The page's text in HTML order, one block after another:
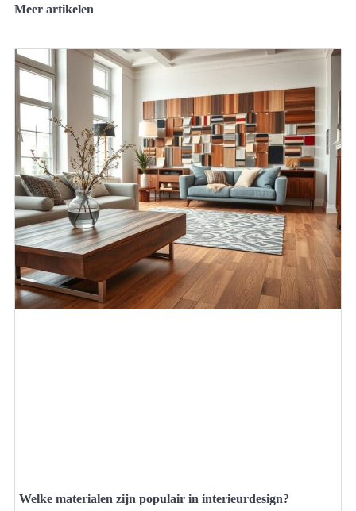
Meer artikelen
Welke materialen zijn populair in interieurdesign?